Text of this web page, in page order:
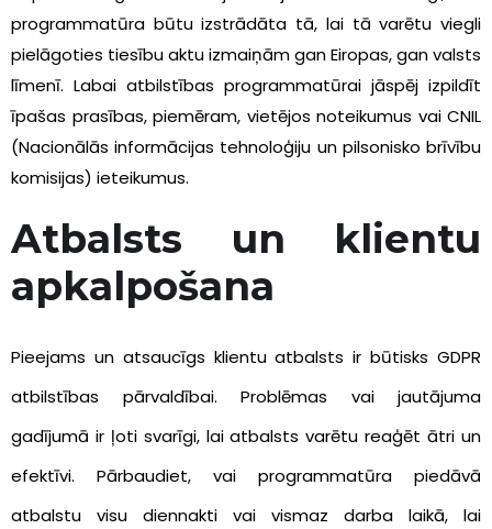
programmatūra būtu izstrādāta tā, lai tā varētu viegli
pielāgoties tiesību aktu izmaiņām gan Eiropas, gan valsts
līmenī. Labai atbilstības programmatūrai jāspēj izpildīt
īpašas prasības, piemēram, vietējos noteikumus vai CNIL
(Nacionālās informācijas tehnoloģiju un pilsonisko brīvību
komisijas) ieteikumus.
Atbalsts un klientu
apkalpošana
Pieejams un atsaucīgs klientu atbalsts ir būtisks GDPR
atbilstības pārvaldībai. Problēmas vai jautājuma
gadījumā ir ļoti svarīgi, lai atbalsts varētu reaģēt ātri un
efektīvi. Pārbaudiet, vai programmatūra piedāvā
atbalstu visu diennakti vai vismaz darba laikā, lai